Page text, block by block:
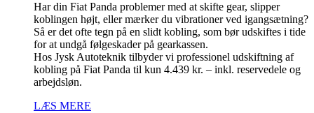
Har din Fiat Panda problemer med at skifte gear, slipper
koblingen højt, eller mærker du vibrationer ved igangsætning?
Så er det ofte tegn på en slidt kobling, som bør udskiftes i tide
for at undgå følgeskader på gearkassen.
Hos Jysk Autoteknik tilbyder vi professionel udskiftning af
kobling på Fiat Panda til kun 4.439 kr. – inkl. reservedele og
arbejdsløn.
LÆS MERE